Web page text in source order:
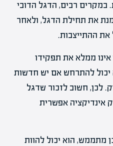
במקרים רבים, הדגל הדובי
את תחילת הדגל, ולאחר
ההתייצבות.
ממלא את תפקידו
יכול להתרחש אם יש חדשות
לכן, חשוב לזכור שדגל
אינדיקציה אפשרית
מתממש, הוא יכול להוות